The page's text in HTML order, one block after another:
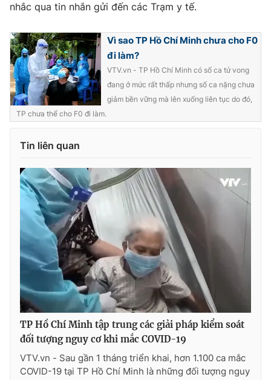
Sản phẩm
Thị trường
Tư vấn
Chuyên mục khác
Emagazine Podcast
VTV Money VTV Thể thao
VTV Sức khoẻ Bất động sản
Thị trường 24h Tấm lòng Việt
VTV4 Vươn mình bằng AI
VTV9 VTV8
Liên hệ tòa soạn English
nhắc qua tin nhắn gửi đến các Trạm y tế.
Vì sao TP Hồ Chí Minh chưa cho F0
đi làm?
VTV.vn - TP Hồ Chí Minh có số ca tử vong
đang ở mức rất thấp nhưng số ca nặng chưa
giảm bền vững mà lên xuống liên tục do đó,
TP chưa thể cho F0 đi làm.
Tin liên quan
TP Hồ Chí Minh tập trung các giải pháp kiểm soát
đối tượng nguy cơ khi mắc COVID-19
VTV.vn - Sau gần 1 tháng triển khai, hơn 1.100 ca mắc
COVID-19 tại TP Hồ Chí Minh là những đối tượng nguy